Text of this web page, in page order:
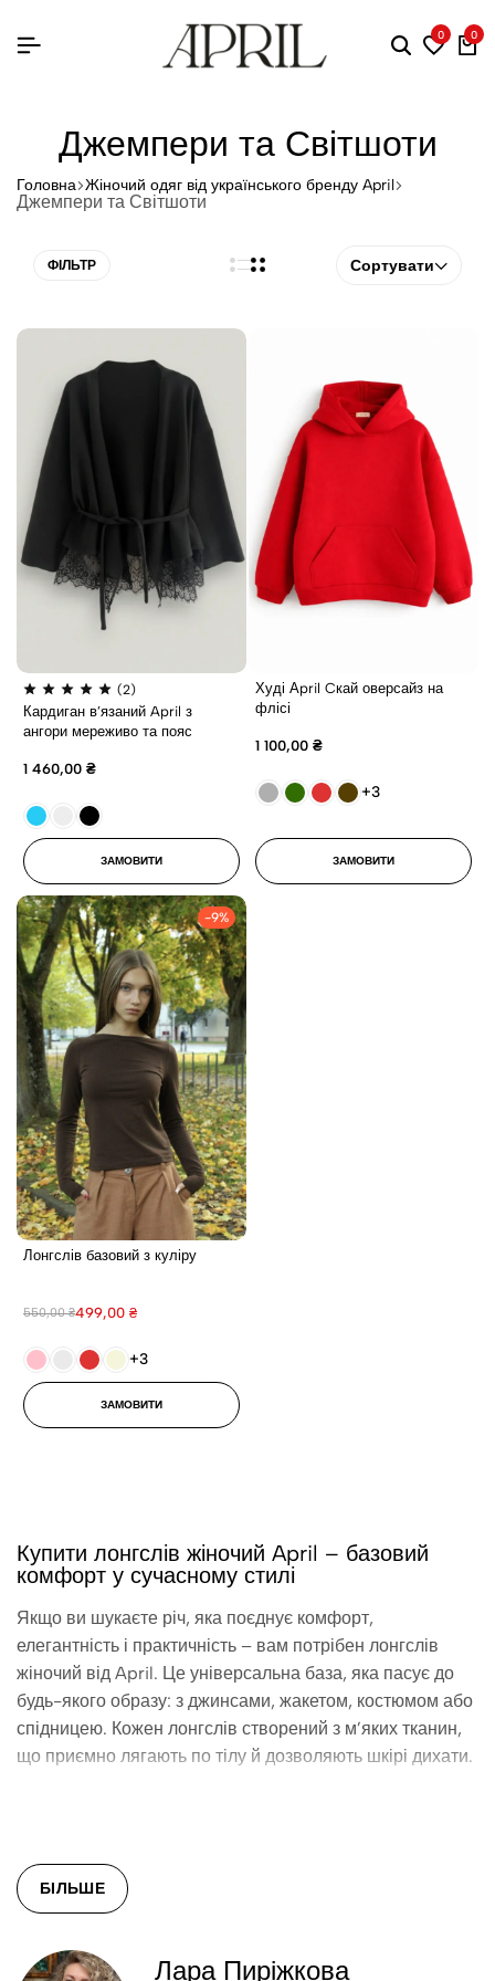
0 0
Джемпери та Світшоти
Головна Жіночий одяг від українського бренду April
Джемпери та Світшоти
ФІЛЬТР Сортувати
(2)
Кардиган в’язаний April з
ангори мереживо та пояс
1 460,00 ₴
ЗАМОВИТИ
Худі Аpril Cкай оверсайз на
флісі
1 100,00 ₴
+3
ЗАМОВИТИ
-9%
Лонгслів базовий з куліру
550,00₴499,00 ₴
+3
ЗАМОВИТИ
Купити лонгслів жіночий April – базовий
комфорт у сучасному стилі
Якщо ви шукаєте річ, яка поєднує комфорт,
елегантність і практичність – вам потрібен лонгслів
жіночий від April. Це універсальна база, яка пасує до
будь-якого образу: з джинсами, жакетом, костюмом або
спідницею. Кожен лонгслів створений з м’яких тканин,
що приємно лягають по тілу й дозволяють шкірі дихати.
– означає краще”. Чисті лінії, природні відтінки,
ідеальна посадка – усе продумано до деталей. Це речі,
самостійно.
БІЛЬШЕ
Лара Пиріжкова